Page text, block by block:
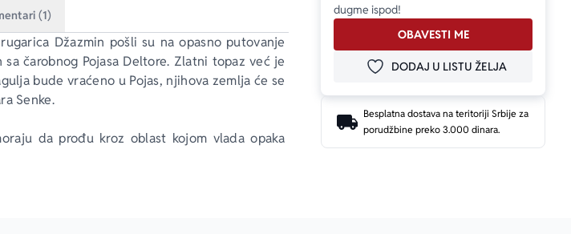
(1)
Džazmin pošli su na opasno putovanje
čarobnog Pojasa Deltore. Zlatni topaz već je
bude vraćeno u Pojas, njihova zemlja će se
Senke.
da prođu kroz oblast kojom vlada opaka
začaranog Jezera suza.
dugme ispod!
OBAVESTI ME
DODAJ U OMILJENE
DODAJ U LISTU ŽELJA
Besplatna dostava na teritoriji Srbije za
porudžbine preko 3.000 dinara.